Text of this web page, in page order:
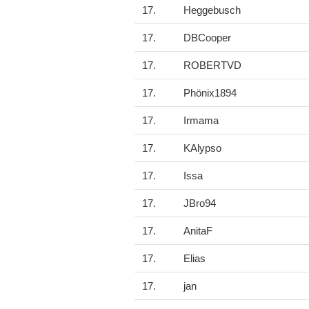
17. Heggebusch
17. DBCooper
17. ROBERTVD
17. Phönix1894
17. Irmama
17. KAlypso
17. Issa
17. JBro94
17. AnitaF
17. Elias
17. jan